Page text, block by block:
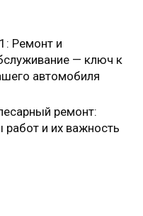
Ремонт и
— ключ к
автомобиля
ремонт:
работ и их важность